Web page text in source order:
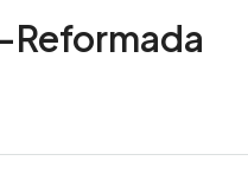
Reformada